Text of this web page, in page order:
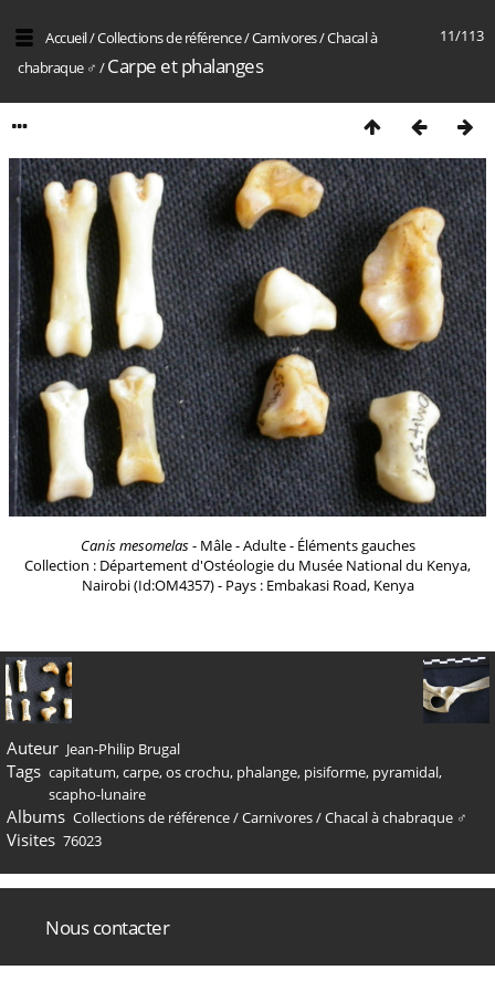
11/113
Accueil/Collections de référence/Carnivores/Chacal à
chabraque ♂ /Carpe et phalanges
Canis mesomelas- Mâle - Adulte - Éléments gauches
Collection : Département d'Ostéologie du Musée National du Kenya,
Nairobi (Id:OM4357) - Pays : Embakasi Road, Kenya
Auteur Jean-Philip Brugal
Tags capitatum,carpe,os crochu, phalange, pisiforme, pyramidal,
scapho-lunaire
Albums Collections de référence/Carnivores/Chacal à chabraque ♂
Visites 76023
Nous contacter